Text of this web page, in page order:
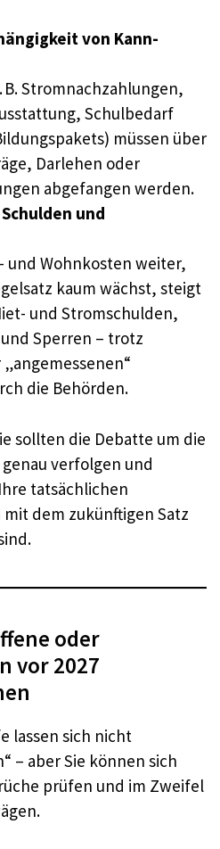
von Kann-
B. Stromnachzahlungen,
Schulbedarf
müssen über
Darlehen oder
abgefangen werden.
und
und Wohnkosten weiter,
kaum wächst, steigt
und Stromschulden,
Sperren – trotz
die Behörden.
sollten die Debatte um die
genau verfolgen und
tatsächlichen
dem zukünftigen Satz
oder
vor 2027
lassen sich nicht
– aber Sie können sich
prüfen und im Zweifel